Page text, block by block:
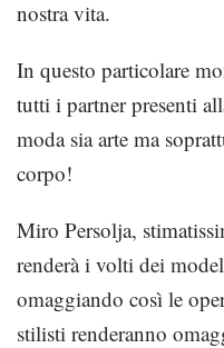
nostra vita.
In questo particolare
tutti i partner presenti
moda sia arte ma
corpo!
Miro Persolja,
renderà i volti dei
omaggiando così le
stilisti renderanno